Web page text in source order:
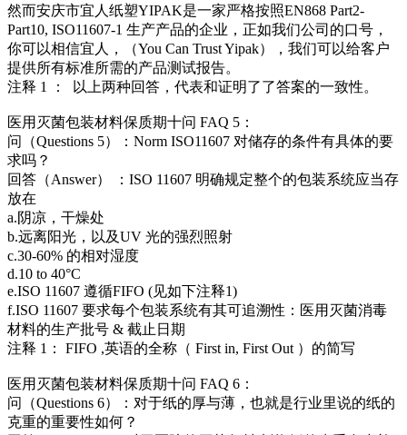
然而安庆市宜人纸塑YIPAK是一家严格按照EN868 Part2-
Part10, ISO11607-1 生产产品的企业，正如我们公司的口号，
你可以相信宜人，（You Can Trust Yipak），我们可以给客户
提供所有标准所需的产品测试报告。
注释 1 ： 以上两种回答，代表和证明了了答案的一致性。
医用灭菌包装材料保质期十问 FAQ 5：
问（Questions 5）：Norm ISO11607 对储存的条件有具体的要
求吗？
回答（Answer） ：ISO 11607 明确规定整个的包装系统应当存
放在
a.阴凉，干燥处
b.远离阳光，以及UV 光的强烈照射
c.30-60% 的相对湿度
d.10 to 40°C
e.ISO 11607 遵循FIFO (见如下注释1)
f.ISO 11607 要求每个包装系统有其可追溯性：医用灭菌消毒
材料的生产批号 & 截止日期
注释 1： FIFO ,英语的全称（ First in, First Out ）的简写
医用灭菌包装材料保质期十问 FAQ 6：
问（Questions 6）：对于纸的厚与薄，也就是行业里说的纸的
克重的重要性如何？